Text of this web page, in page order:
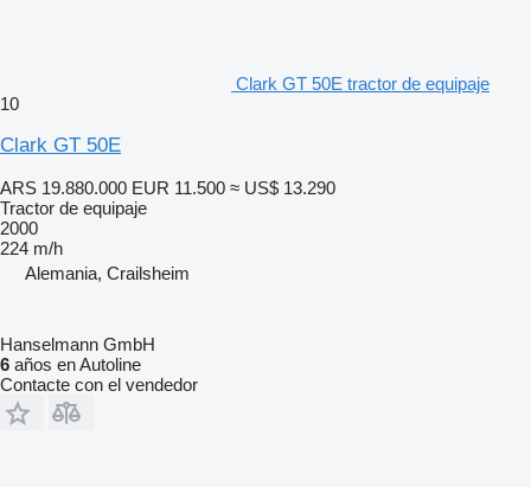
Clark GT 50E tractor de equipaje
10
Clark GT 50E
ARS 19.880.000 EUR 11.500 ≈ US$ 13.290
Tractor de equipaje
2000
224 m/h
Alemania, Crailsheim
Hanselmann GmbH
6 años en Autoline
Contacte con el vendedor